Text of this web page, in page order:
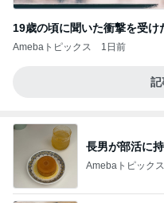
19歳の頃に聞いた衝撃を受け
Amebaトピックス 1日前
記
長男が部活に
Amebaトピックス